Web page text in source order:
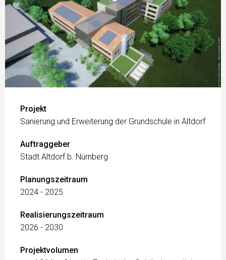
Projekt
Sanierung und Erweiterung der Grundschule in Altdorf
Auftraggeber
Stadt Altdorf b. Nürnberg
Planungszeitraum
2024 - 2025
Realisierungszeitraum
2026 - 2030
Projektvolumen